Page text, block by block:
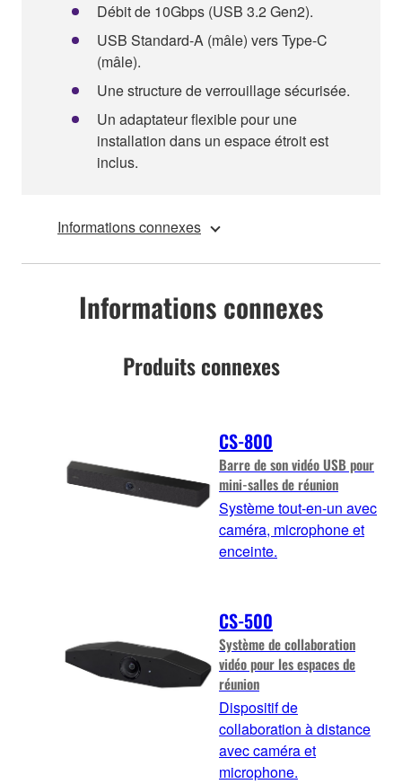
Débit de 10Gbps (USB 3.2 Gen2).
USB Standard-A (mâle) vers Type-C
(mâle).
Une structure de verrouillage sécurisée.
Un adaptateur flexible pour une
installation dans un espace étroit est
inclus.
Informations connexes
Informations connexes
Produits connexes
CS-800
Barre de son vidéo USB pour
mini-salles de réunion
Système tout-en-un avec
caméra, microphone et
enceinte.
CS-500
Système de collaboration
vidéo pour les espaces de
réunion
Dispositif de
collaboration à distance
avec caméra et
microphone.